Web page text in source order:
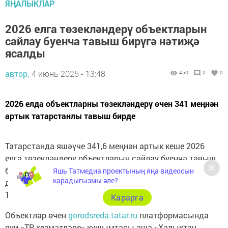
ЯҢАЛЫКЛАР
2026 елга төзекләндерү объектларын
сайлау буенча тавыш бирүгә нәтиҗә
ясалды
автор, 4 июнь 2025 - 13:48 450 0 0
2026 елда объектларны төзекләндерү өчен 341 меңнән
артык татарстанлы тавыш бирде
Татарстанда яшәүче 341,6 меңнән артык кеше 2026
елга төзекләндерү объектларын сайлау буенча тавыш
бирүдә катнашты инде. Процедура 12 июньгә кадәр
дәвам итә. Бу хакта «Бердәм Россия»нең
Татарстандагы бүлеге матбугат хезмәте
Объектлар өчен gorodsreda.tatar.ru платформасында
Яшь Татмедиа проектының яңа видеосын
карадыгызмы әле?
Карарга